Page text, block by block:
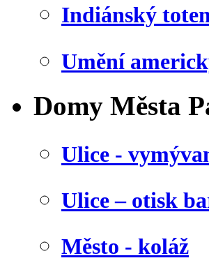
Indiánský
Umění
Domy Města
Ulice -
Ulice – otisk
Město - koláž